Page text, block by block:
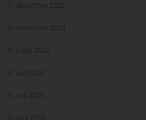
décembre 2020
novembre 2020
juillet 2020
juin 2020
mai 2020
avril 2020